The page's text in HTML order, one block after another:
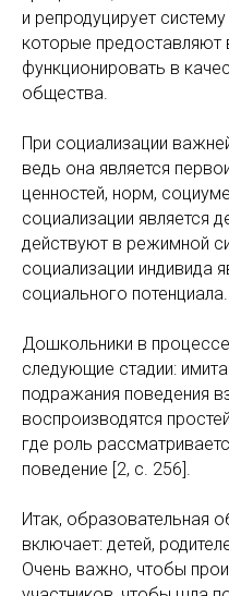
и репродуцирует
которые
функционировать в
общества.
При социализации
ведь она является
ценностей, норм,
социализации является
действуют в режимной
социализации индивида
социального потенциала.
Дошкольники в
следующие стадии:
подражания поведения
воспроизводятся
где роль
поведение [2, с. 256].
Итак, образовательная
включает: детей,
Очень важно, чтобы